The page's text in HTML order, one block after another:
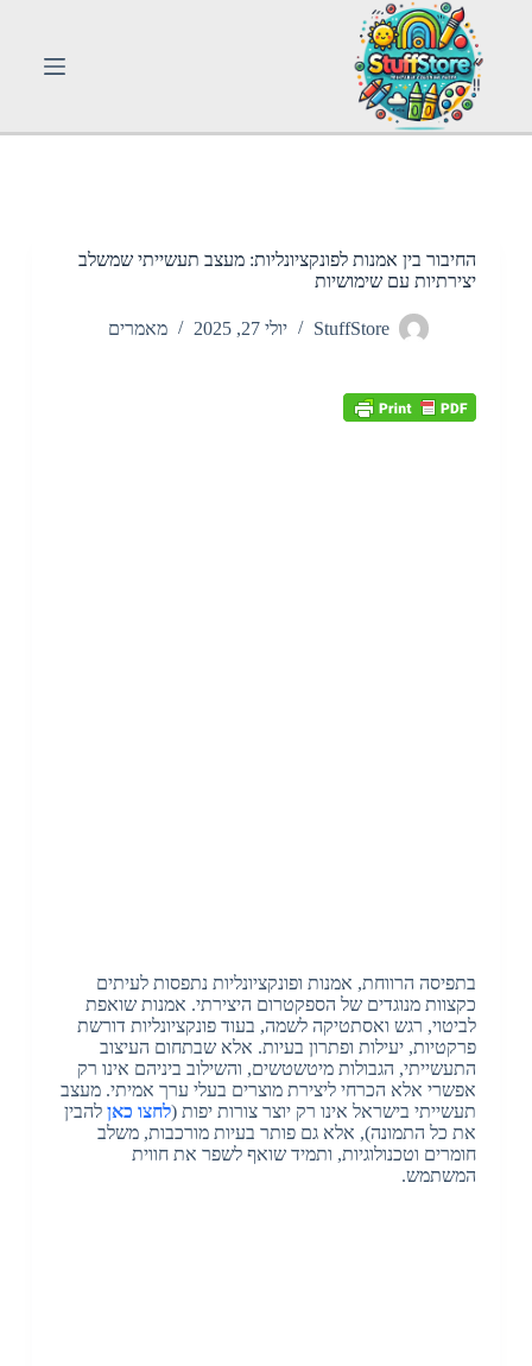
o
החיבור בין אמנות לפונקציונליות: מעצב תעשייתי שמשלב
יצירתיות עם שימושיות
StuffStore יולי 27, 2025 מאמרים
בתפיסה הרווחת, אמנות ופונקציונליות נתפסות לעיתים
כקצוות מנוגדים של הספקטרום היצירתי. אמנות שואפת
לביטוי, רגש ואסתטיקה לשמה, בעוד פונקציונליות דורשת
פרקטיות, יעילות ופתרון בעיות. אלא שבתחום העיצוב
התעשייתי, הגבולות מיטשטשים, והשילוב ביניהם אינו רק
אפשרי אלא הכרחי ליצירת מוצרים בעלי ערך אמיתי. מעצב
תעשייתי בישראלאינו רק יוצר צורות יפות (לחצו כאןלהבין
את כל התמונה), אלא גם פותר בעיות מורכבות, משלב
חומרים וטכנולוגיות, ותמיד שואף לשפר את חווית
המשתמש.